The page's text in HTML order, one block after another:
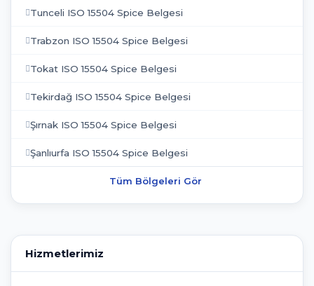
Tunceli ISO 15504 Spice Belgesi
Trabzon ISO 15504 Spice Belgesi
Tokat ISO 15504 Spice Belgesi
Tekirdağ ISO 15504 Spice Belgesi
Şırnak ISO 15504 Spice Belgesi
Şanlıurfa ISO 15504 Spice Belgesi
Tüm Bölgeleri Gör
Hizmetlerimiz